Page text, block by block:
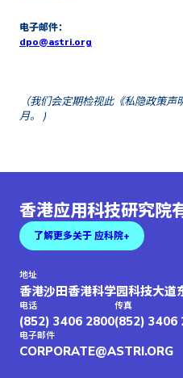
电子邮件：
dpo@astri.org
（我们会定期检视此《私隐政策
月。 )
香港应用科技研究院
了解更多关于 应科院+
地址
香港沙田香港科学园科技大道
电话
(852) 3406 2800
传真
(852) 3406
电子邮件
CORPORATE@ASTRI.ORG